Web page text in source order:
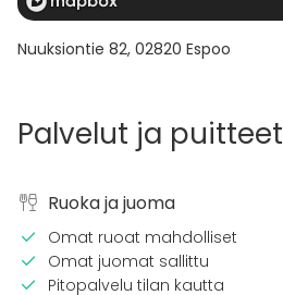
Nuuksiontie 82, 02820 Espoo
Palvelut ja puitteet
Ruoka ja juoma
Omat ruoat mahdolliset
Omat juomat sallittu
Pitopalvelu tilan kautta